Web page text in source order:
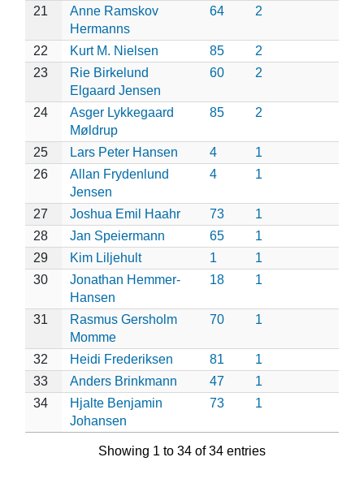
21
Anne Ramskov
Hermanns
64 2
22 Kurt M. Nielsen 85
2
23
Rie Birkelund
Elgaard Jensen
60 2
24
Asger Lykkegaard
Møldrup
85 2
25 Lars Peter Hansen 4
1
26
Allan Frydenlund
Jensen
4 1
27 Joshua Emil Haahr 73
1
28
Jan Speiermann 65
1
29
Kim Liljehult 1
1
30
Jonathan Hemmer-
Hansen
18 1
31
Rasmus Gersholm
Momme
70 1
32 Heidi Frederiksen 81
1
33
Anders Brinkmann 47
1
34
Hjalte Benjamin
Johansen
73 1
Showing 1 to 34 of 34 entries